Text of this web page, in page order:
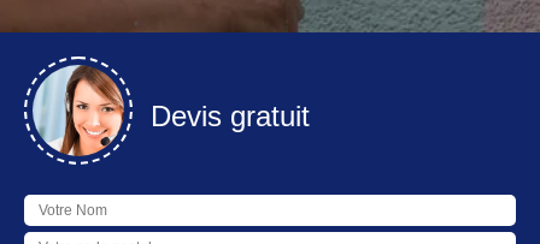
Devis gratuit